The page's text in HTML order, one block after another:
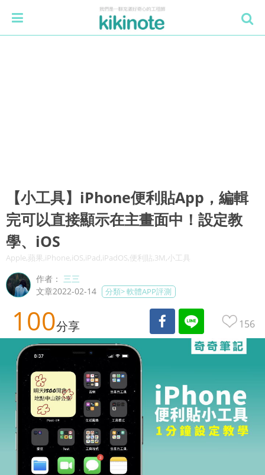
【小工具】iPhone便利貼App，編輯
完可以直接顯示在主畫面中！設定教
學、iOS
Apple,蘋果,iPhone,iOS,iPad,iPadOS,便利貼,3M,小工具
作者： 三三
文章2022-02-14
分類>軟體APP評測
100分享 156